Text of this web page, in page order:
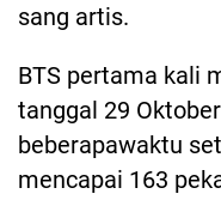
sang artis.
BTS pertama kali
tanggal 29
beberapawaktu
mencapai 163